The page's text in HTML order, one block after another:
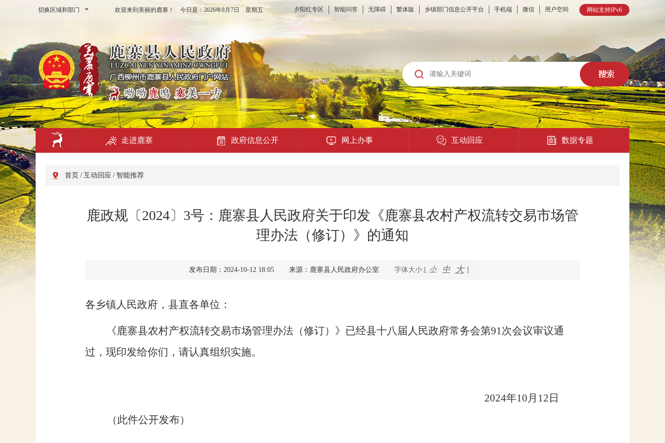
切换区域和部门 网站支持IPv6
夕阳红专区 智能问答 无障碍 繁体版 乡镇部门信息公开平台 手机端 微信 用户空间
欢迎来到美丽的鹿寨！ 今日是： 2026年8月7日 星期五
走进鹿寨 政府信息公开 网上办事
便民提示
查询服务
互动回应
在线访谈
数据专题
首页 / 互动回应 / 智能推荐
鹿政规〔2024〕3号：鹿寨县人民政府关于印发《鹿寨县农村产权流转交易市场管
理办法（修订）》的通知
发布日期：2024-10-12 18:05 来源：鹿寨县人民政府办公室 字体大小:[ 小 中 大 ]
各乡镇人民政府， 县直各单位 ：
《鹿寨县农村产权流转交易市场管理办法 （修订） 》已经县十八届 人民政府常务会第91次会议审议通
过 ，现印发给你们，请认真组织实施。
2024年10月 12 日
（此件公开发布）